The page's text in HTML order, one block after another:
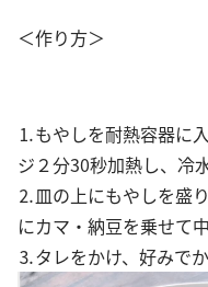
＜作り方＞
⒈もやしを耐熱容器に
ジ２分30秒加熱し、冷
⒉皿の上にもやしを盛
にカマ・納豆を乗せて
⒊タレをかけ、好みで